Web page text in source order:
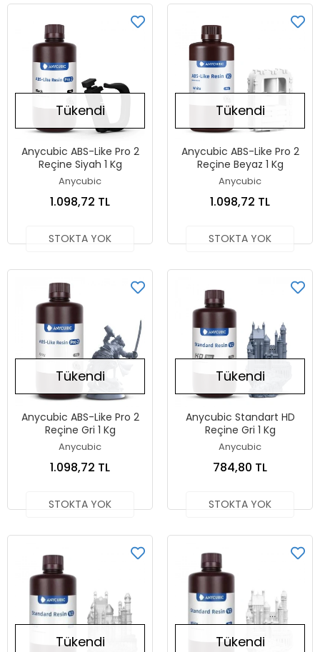
Tükendi
Anycubic ABS-Like Pro 2
Reçine Siyah 1 Kg
Anycubic
1.098,72 TL
STOKTA YOK
Tükendi
Anycubic ABS-Like Pro 2
Reçine Beyaz 1 Kg
Anycubic
1.098,72 TL
STOKTA YOK
Tükendi
Anycubic ABS-Like Pro 2
Reçine Gri 1 Kg
Anycubic
1.098,72 TL
STOKTA YOK
Tükendi
Anycubic Standart HD
Reçine Gri 1 Kg
Anycubic
784,80 TL
STOKTA YOK
Tükendi Tükendi